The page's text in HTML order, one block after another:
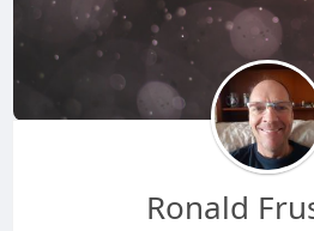
Ronald